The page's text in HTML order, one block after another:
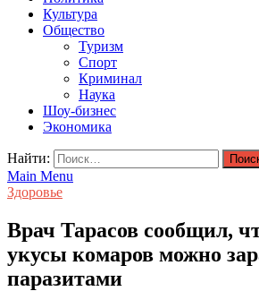
Культура
Общество
Туризм
Спорт
Криминал
Наука
Шоу-бизнес
Экономика
Найти:
Main Menu
Здоровье
Врач Тарасов сообщил,
укусы комаров можно
паразитами